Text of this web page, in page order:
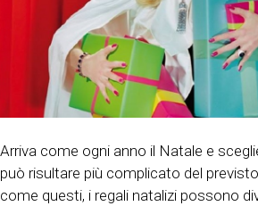
Arriva come ogni anno il Natale e
può risultare più complicato del
come questi, i regali natalizi possono